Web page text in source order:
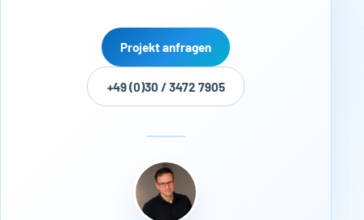
Projekt anfragen
+49 (0)30 / 3472 7905